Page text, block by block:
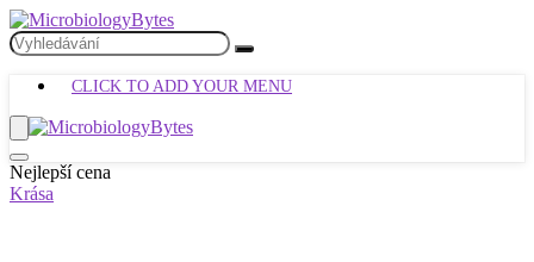
CLICK TO ADD YOUR MENU
Nejlepší cena
Krása